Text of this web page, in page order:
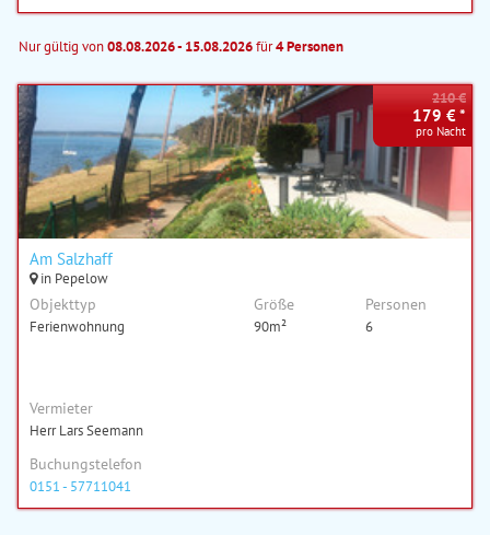
Nur gültig von08.08.2026 - 15.08.2026für4 Personen
Am Salzhaff
in Pepelow
Objekttyp
Ferienwohnung
Größe
90m²
Personen
6
210 €
179 € *
pro Nacht
Vermieter
Herr Lars Seemann
Buchungstelefon
0151 - 57711041